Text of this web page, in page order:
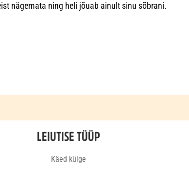
nägemata ning heli jõuab ainult sinu sõbrani.
LEIUTISE TÜÜP
Käed külge